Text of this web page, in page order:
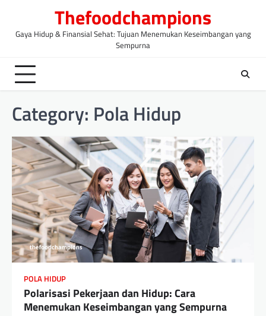
content
Thefoodchampions
Gaya Hidup & Finansial Sehat: Tujuan Menemukan Keseimbangan yang
Sempurna
Category: Pola Hidup
POLA HIDUP
Polarisasi Pekerjaan dan Hidup: Cara
Menemukan Keseimbangan yang Sempurna